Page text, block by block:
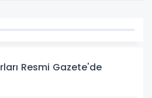
Resmi Gazete'de